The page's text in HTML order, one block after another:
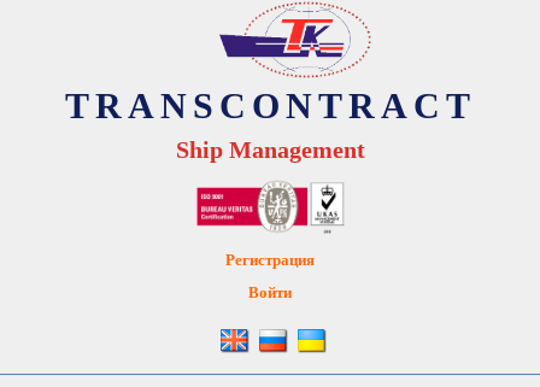
TRANSCONTRACT
Ship Management
Регистрация
Войти